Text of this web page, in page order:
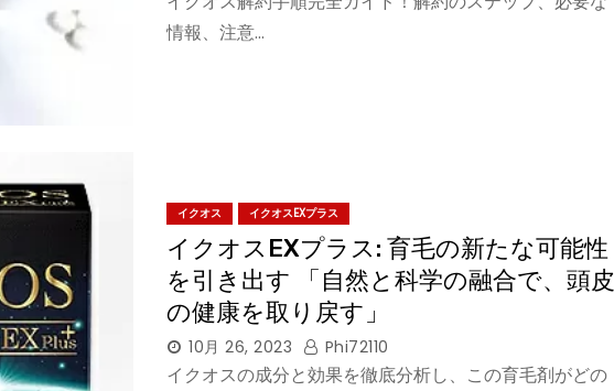
情報、注意…
イクオス イクオスEXプラス
イクオスEXプラス: 育毛の新たな可能性
を引き出す 「自然と科学の融合で、頭皮
の健康を取り戻す」
10月 26, 2023 Phi72110
イクオスの成分と効果を徹底分析し、この育毛剤がどの